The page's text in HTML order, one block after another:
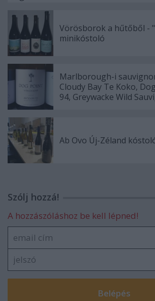
Vörösborok a hűtőből -
minikóstoló
Marlborough-i
Cloudy Bay Te Koko,
94, Greywacke Wild
Ab Ovo Új-Zéland
Szólj hozzá!
A hozzászóláshoz be kell lépned!